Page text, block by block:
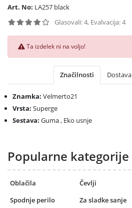
Art. No: LA257 black
Glasovali: 4, Evalvacija: 4
Ta izdelek ni na voljo!
Značilnosti Dostava
Znamka: Velmerto21
Vrsta: Superge
Sestava: Guma , Eko usnje
Popularne kategorije
Oblačila Čevlji
Spodnje perilo
Za sladke sanje